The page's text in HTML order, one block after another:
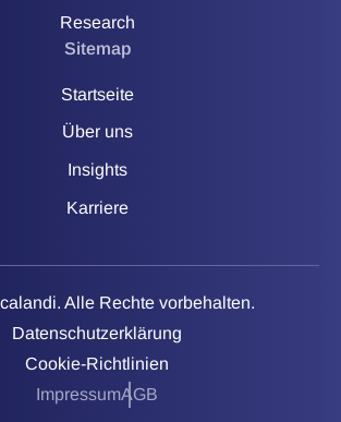
Research
Sitemap
Startseite
Über uns
Insights
Karriere
Alle Rechte vorbehalten.
Datenschutzerklärung
Cookie-Richtlinien
ImpressumAGB